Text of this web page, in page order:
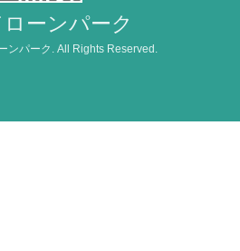
ーンパーク
ンパーク . All Rights Reserved.